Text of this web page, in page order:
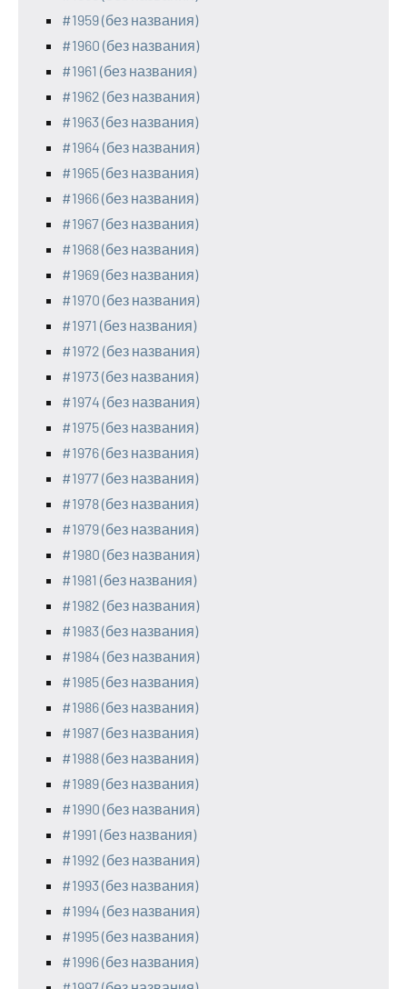
#1959 (без названия)
#1960 (без названия)
#1961 (без названия)
#1962 (без названия)
#1963 (без названия)
#1964 (без названия)
#1965 (без названия)
#1966 (без названия)
#1967 (без названия)
#1968 (без названия)
#1969 (без названия)
#1970 (без названия)
#1971 (без названия)
#1972 (без названия)
#1973 (без названия)
#1974 (без названия)
#1975 (без названия)
#1976 (без названия)
#1977 (без названия)
#1978 (без названия)
#1979 (без названия)
#1980 (без названия)
#1981 (без названия)
#1982 (без названия)
#1983 (без названия)
#1984 (без названия)
#1985 (без названия)
#1986 (без названия)
#1987 (без названия)
#1988 (без названия)
#1989 (без названия)
#1990 (без названия)
#1991 (без названия)
#1992 (без названия)
#1993 (без названия)
#1994 (без названия)
#1995 (без названия)
#1996 (без названия)